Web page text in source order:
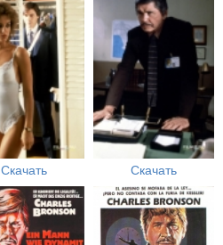
Скачать Скачать